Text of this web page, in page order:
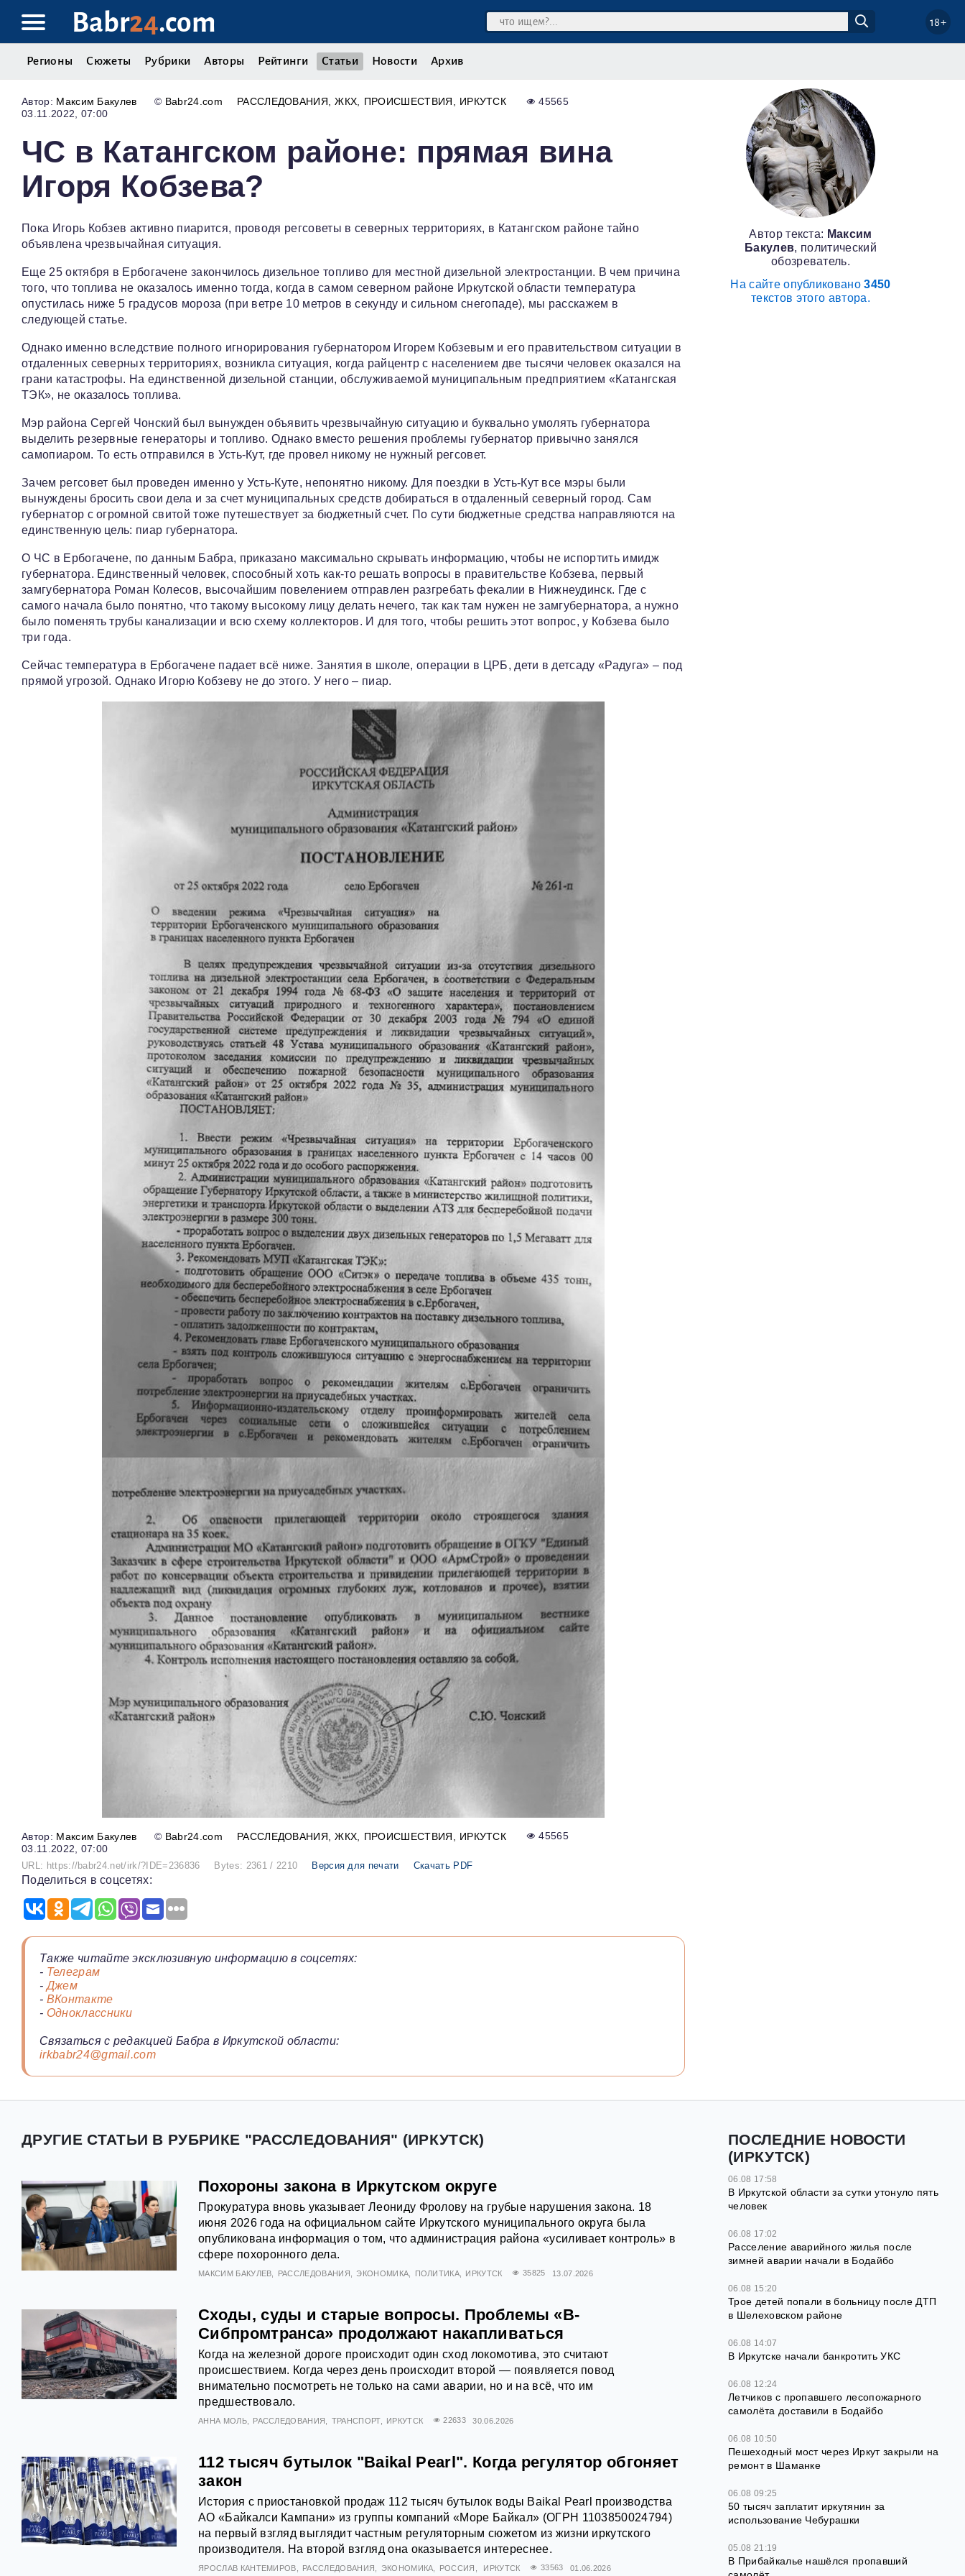
Babr24.com 18+
Регионы Сюжеты Рубрики Авторы Рейтинги Статьи Новости Архив
Максим Бакулев © Babr24.com РАССЛЕДОВАНИЯ ЖКХ ПРОИСШЕСТВИЯ ИРКУТСК
45565
03.11.2022, 07:00
ЧС в Катангском районе: прямая вина
Игоря Кобзева?
Пока Игорь Кобзев активно пиарится, проводя регсоветы в северных территориях, в Катангском районе тайно
объявлена чрезвычайная ситуация.
Еще 25 октября в Ербогачене закончилось дизельное топливо для местной дизельной электростанции. В чем причина
того, что топлива не оказалось именно тогда, когда в самом северном районе Иркутской области температура
опустилась ниже 5 градусов мороза (при ветре 10 метров в секунду и сильном снегопаде), мы расскажем в
следующей статье.
Однако именно вследствие полного игнорирования губернатором Игорем Кобзевым и его правительством ситуации в
отдаленных северных территориях, возникла ситуация, когда райцентр с населением две тысячи человек оказался на
грани катастрофы. На единственной дизельной станции, обслуживаемой муниципальным предприятием «Катангская
ТЭК», не оказалось топлива.
Мэр района Сергей Чонский был вынужден объявить чрезвычайную ситуацию и буквально умолять губернатора
выделить резервные генераторы и топливо. Однако вместо решения проблемы губернатор привычно занялся
самопиаром. То есть отправился в Усть-Кут, где провел никому не нужный регсовет.
Зачем регсовет был проведен именно у Усть-Куте, непонятно никому. Для поездки в Усть-Кут все мэры были
вынуждены бросить свои дела и за счет муниципальных средств добираться в отдаленный северный город. Сам
губернатор с огромной свитой тоже путешествует за бюджетный счет. По сути бюджетные средства направляются на
единственную цель: пиар губернатора.
О ЧС в Ербогачене, по данным Бабра, приказано максимально скрывать информацию, чтобы не испортить имидж
губернатора. Единственный человек, способный хоть как-то решать вопросы в правительстве Кобзева, первый
замгубернатора Роман Колесов, высочайшим повелением отправлен разгребать фекалии в Нижнеудинск. Где с
самого начала было понятно, что такому высокому лицу делать нечего, так как там нужен не замгубернатора, а нужно
было поменять трубы канализации и всю схему коллекторов. И для того, чтобы решить этот вопрос, у Кобзева было
три года.
Сейчас температура в Ербогачене падает всё ниже. Занятия в школе, операции в ЦРБ, дети в детсаду «Радуга» – под
прямой угрозой. Однако Игорю Кобзеву не до этого. У него – пиар.
Максим Бакулев © Babr24.com РАССЛЕДОВАНИЯ ЖКХ ПРОИСШЕСТВИЯ ИРКУТСК
45565
03.11.2022, 07:00
URL: https://babr24.net/irk/?IDE=236836 Bytes: 2361 / 2210 Версия для печати Скачать PDF
Поделиться в соцсетях:
Также читайте эксклюзивную информацию в соцсетях:
- Телеграм
-Джем
- ВКонтакте
- Одноклассники
Связаться с редакцией Бабра в Иркутской области:
irkbabr24@gmail.com
Автор текста: Максим
Бакулев, политический
обозреватель.
На сайте опубликовано3450
текстов этого автора.
ДРУГИЕ СТАТЬИ В РУБРИКЕ "РАССЛЕДОВАНИЯ" (ИРКУТСК)
Похороны закона в Иркутском округе
Прокуратура вновь указывает Леониду Фролову на грубые нарушения закона. 18
июня 2026 года на официальном сайте Иркутского муниципального округа была
опубликована информация о том, что администрация района «усиливает контроль» в
сфере похоронного дела.
МАКСИМ БАКУЛЕВ РАССЛЕДОВАНИЯ ЭКОНОМИКА ПОЛИТИКА ИРКУТСК 35825 13.07.2026
Сходы, суды и старые вопросы. Проблемы «В-
Сибпромтранса» продолжают накапливаться
Когда на железной дороге происходит один сход локомотива, это считают
происшествием. Когда через день происходит второй — появляется повод
внимательно посмотреть не только на сами аварии, но и на всё, что им
предшествовало.
АННА МОЛЬ РАССЛЕДОВАНИЯ ТРАНСПОРТ ИРКУТСК 22633 30.06.2026
112 тысяч бутылок "Baikal Pearl". Когда регулятор обгоняет
закон
История с приостановкой продаж 112 тысяч бутылок воды Baikal Pearl производства
АО «Байкалси Кампани» из группы компаний «Море Байкал» (ОГРН 1103850024794)
на первый взгляд выглядит частным регуляторным сюжетом из жизни иркутского
производителя. На второй взгляд она оказывается интереснее.
ЯРОСЛАВ КАНТЕМИРОВ РАССЛЕДОВАНИЯ ЭКОНОМИКА РОССИЯ ИРКУТСК 33563 01.06.2026
ПОСЛЕДНИЕ НОВОСТИ
(ИРКУТСК)
06.08 17:58
В Иркутской области за сутки утонуло пять
человек
06.08 17:02
Расселение аварийного жилья после
зимней аварии начали в Бодайбо
06.08 15:20
Трое детей попали в больницу после ДТП
в Шелеховском районе
06.08 14:07
В Иркутске начали банкротить УКС
06.08 12:24
Летчиков с пропавшего лесопожарного
самолёта доставили в Бодайбо
06.08 10:50
Пешеходный мост через Иркут закрыли на
ремонт в Шаманке
06.08 09:25
50 тысяч заплатит иркутянин за
использование Чебурашки
05.08 21:19
В Прибайкалье нашёлся пропавший